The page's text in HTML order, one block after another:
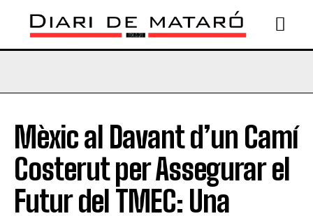
Mèxic al Davant d’un Camí
Costerut per Assegurar el
Futur del TMEC: Una